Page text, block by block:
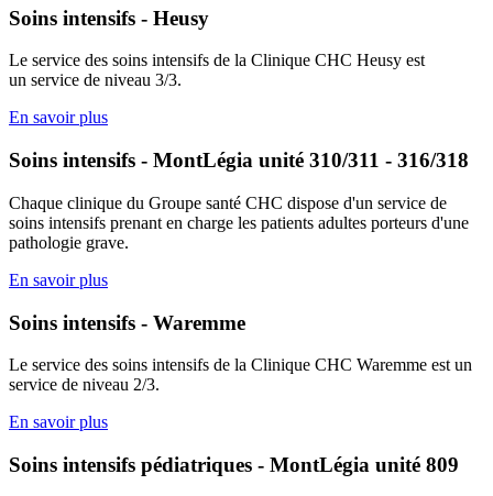
Soins intensifs - Heusy
Le service des soins intensifs de la Clinique CHC Heusy est
un service de niveau 3/3.
En savoir plus
Soins intensifs - MontLégia unité 310/311 - 316/318
Chaque clinique du Groupe santé CHC dispose d'un service de
soins intensifs prenant en charge les patients adultes porteurs d'une
pathologie grave.
En savoir plus
Soins intensifs - Waremme
Le service des soins intensifs de la Clinique CHC Waremme est un
service de niveau 2/3.
En savoir plus
Soins intensifs pédiatriques - MontLégia unité 809